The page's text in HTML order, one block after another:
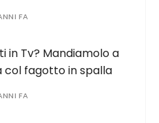
FA
in Tv? Mandiamolo a
col fagotto in spalla
FA